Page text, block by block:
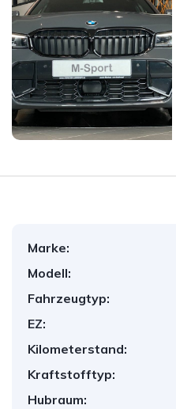
Marke:
Modell:
Fahrzeugtyp:
EZ:
Kilometerstand:
Kraftstofftyp:
Hubraum: